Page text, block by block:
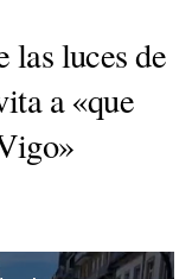
las luces de
a «que